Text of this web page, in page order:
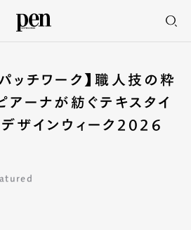
パッチワーク】職人技の粋
アーナが紡ぐテキスタイ
デザインウィーク2026